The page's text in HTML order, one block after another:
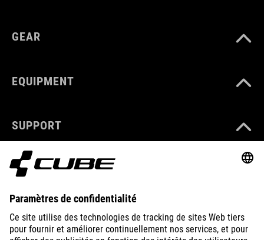
GEAR
EQUIPMENT
SUPPORT
ABOUT US
EXPLORE